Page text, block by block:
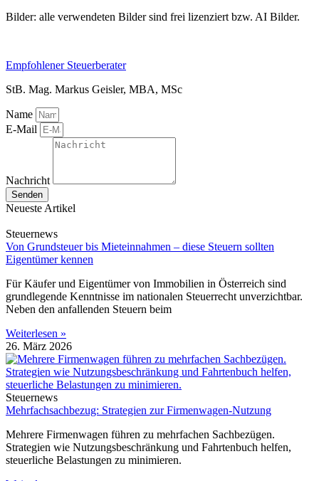
Bilder: alle verwendeten Bilder sind frei lizenziert bzw. AI Bilder.
Empfohlener Steuerberater
StB. Mag. Markus Geisler, MBA, MSc
Name
E-Mail
Nachricht
Senden
Neueste Artikel
Steuernews
Von Grundsteuer bis Mieteinnahmen – diese Steuern sollten
Eigentümer kennen
Für Käufer und Eigentümer von Immobilien in Österreich sind
grundlegende Kenntnisse im nationalen Steuerrecht unverzichtbar.
Neben den anfallenden Steuern beim
Weiterlesen »
26. März 2026
Steuernews
Mehrfachsachbezug: Strategien zur Firmenwagen-Nutzung
Mehrere Firmenwagen führen zu mehrfachen Sachbezügen.
Strategien wie Nutzungsbeschränkung und Fahrtenbuch helfen,
steuerliche Belastungen zu minimieren.